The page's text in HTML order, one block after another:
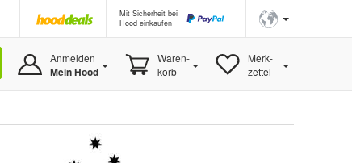
Mit Sicherheit bei
Hood einkaufen
Anmelden
Mein Hood
Waren-
korb
Merk-
zettel